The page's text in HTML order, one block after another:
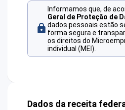
Informamos que, de
Geral de Proteção de
dados pessoais estão
forma segura e
os direitos do
individual (MEI).
Dados da receita